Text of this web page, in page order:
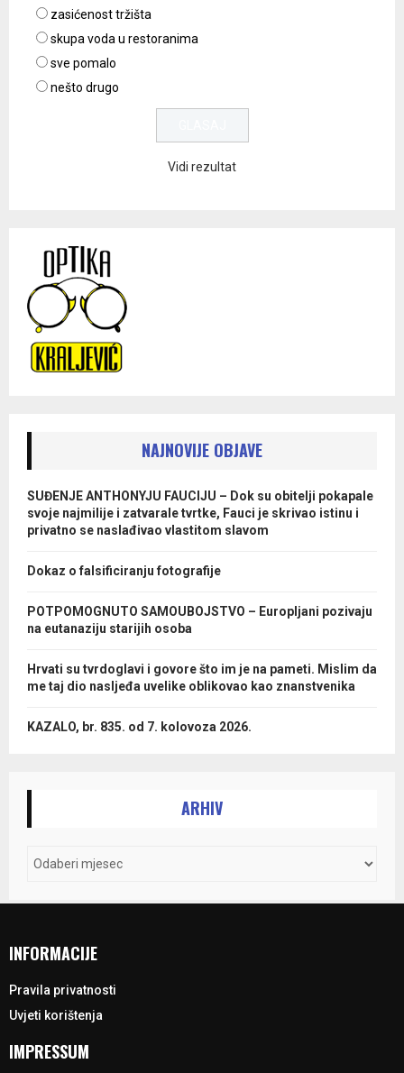
zasićenost tržišta
skupa voda u restoranima
sve pomalo
nešto drugo
Vidi rezultat
NAJNOVIJE OBJAVE
SUĐENJE ANTHONYJU FAUCIJU – Dok su obitelji pokapale
svoje najmilije i zatvarale tvrtke, Fauci je skrivao istinu i
privatno se naslađivao vlastitom slavom
Dokaz o falsificiranju fotografije
POTPOMOGNUTO SAMOUBOJSTVO – Europljani pozivaju
na eutanaziju starijih osoba
Hrvati su tvrdoglavi i govore što im je na pameti. Mislim da
me taj dio nasljeđa uvelike oblikovao kao znanstvenika
KAZALO, br. 835. od 7. kolovoza 2026.
ARHIV
INFORMACIJE
Pravila privatnosti
Uvjeti korištenja
IMPRESSUM